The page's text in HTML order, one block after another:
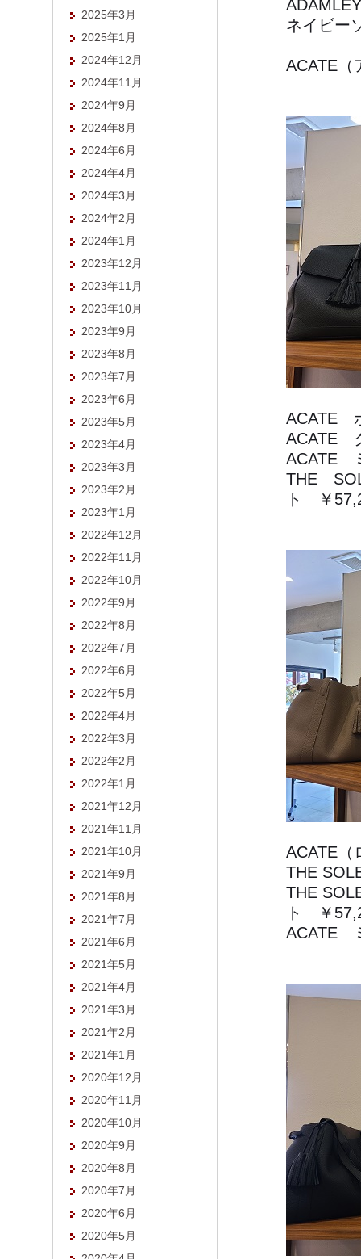
ネイビー
ACATE
ACATE
ACATE
ACATE
THE
ト ￥
ACATE
THE
THE
ト ￥
ACATE
2025年3月
2025年1月
2024年12月
2024年11月
2024年9月
2024年8月
2024年6月
2024年4月
2024年3月
2024年2月
2024年1月
2023年12月
2023年11月
2023年10月
2023年9月
2023年8月
2023年7月
2023年6月
2023年5月
2023年4月
2023年3月
2023年2月
2023年1月
2022年12月
2022年11月
2022年10月
2022年9月
2022年8月
2022年7月
2022年6月
2022年5月
2022年4月
2022年3月
2022年2月
2022年1月
2021年12月
2021年11月
2021年10月
2021年9月
2021年8月
2021年7月
2021年6月
2021年5月
2021年4月
2021年3月
2021年2月
2021年1月
2020年12月
2020年11月
2020年10月
2020年9月
2020年8月
2020年7月
2020年6月
2020年5月